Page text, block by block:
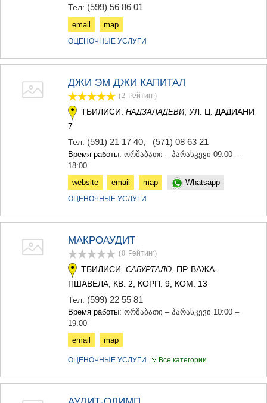
Тел: (599) 56 86 01
email map
ОЦЕНОЧНЫЕ УСЛУГИ
ДЖИ ЭМ ДЖИ КАПИТАЛ
(2 Рейтинг)
ТБИЛИСИ. НАДЗАЛАДЕВИ, УЛ. Ц. ДАДИАНИ
7
Тел: (591) 21 17 40, (571) 08 63 21
Время работы: ორშაბათი – პარასკევი 09:00 –
18:00
website
email map Whatsapp
ОЦЕНОЧНЫЕ УСЛУГИ
МАКРОАУДИТ
(0 Рейтинг)
ТБИЛИСИ. САБУРТАЛО , ПР. ВАЖА-
ПШАВЕЛА, КВ. 2, КОРП. 9, КОМ. 13
Тел: (599) 22 55 81
Время работы: ორშაბათი – პარასკევი 10:00 –
19:00
email
map
ОЦЕНОЧНЫЕ УСЛУГИ Все категории